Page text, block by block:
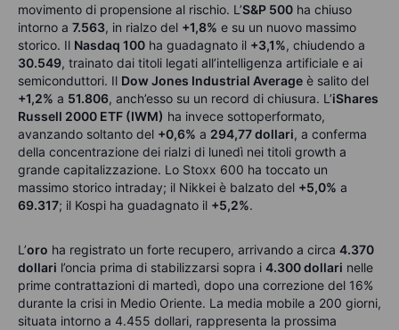
movimento di propensione al rischio. L’S&P 500 ha chiuso
intorno a 7.563, in rialzo del +1,8% e su un nuovo massimo
storico. Il Nasdaq 100 ha guadagnato il +3,1%, chiudendo a
30.549, trainato dai titoli legati all’intelligenza artificiale e ai
semiconduttori. Il Dow Jones Industrial Average è salito del
+1,2% a 51.806, anch’esso su un record di chiusura. L’iShares
Russell 2000 ETF (IWM) ha invece sottoperformato,
avanzando soltanto del +0,6% a 294,77 dollari, a conferma
della concentrazione dei rialzi di lunedì nei titoli growth a
grande capitalizzazione. Lo Stoxx 600 ha toccato un
massimo storico intraday; il Nikkei è balzato del +5,0% a
69.317; il Kospi ha guadagnato il +5,2%.
L’oro ha registrato un forte recupero, arrivando a circa 4.370
dollari l’oncia prima di stabilizzarsi sopra i 4.300 dollari nelle
prime contrattazioni di martedì, dopo una correzione del 16%
durante la crisi in Medio Oriente. La media mobile a 200 giorni,
situata intorno a 4.455 dollari, rappresenta la prossima